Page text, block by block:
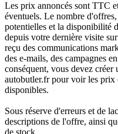
Les prix annoncés sont TTC
éventuels. Le nombre
potentielles et la disponibilité
depuis votre dernière visite
reçu des communications
des e-mails, des campagnes
conséquent, vous devez
autobutler.fr pour voir les prix
disponibles.
Sous réserve d'erreurs et de
descriptions de l'offre, ainsi